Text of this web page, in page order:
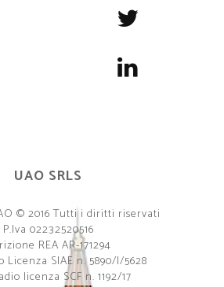
UAO SRLS
© 2016 Tutti i diritti riservati
P.Iva 02232520516
REA AR-171294
Licenza SIAE n. 5890/I/5628
licenza SCF n. 1192/17